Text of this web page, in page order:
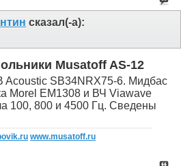
сказал(-а):
Musatoff AS-12
Acoustic SB34NRX75-6. Мидбас
Morel EM1308 и ВЧ Viawave
100, 800 и 4500 Гц. Сведены
www.musatoff.ru